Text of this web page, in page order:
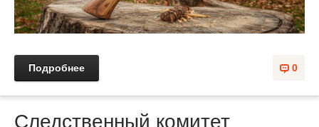
0
Подробнее
Следственный комитет